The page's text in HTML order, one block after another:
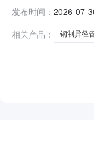
气发展有
发布时间： 2026-07-
相关产品：
钢制异径